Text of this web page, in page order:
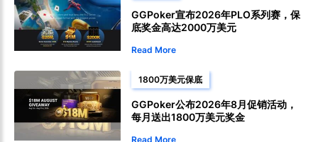
GGPoker宣布2026年PLO系列赛，保
底奖金高达2000万美元
Read More
1800万美元保底
GGPoker公布2026年8月促销活动，
每月送出1800万美元奖金
Read More